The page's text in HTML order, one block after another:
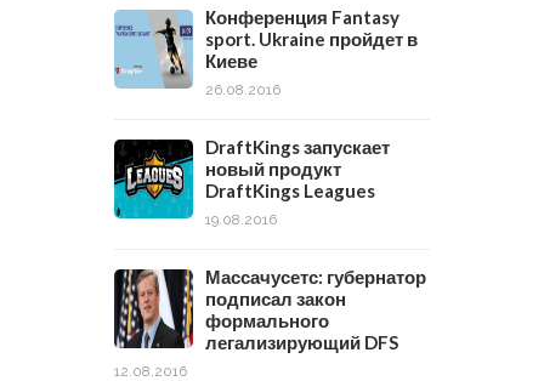
Конференция Fantasy
sport. Ukraine пройдет в
Киеве
26.08.2016
DraftKings запускает
новый продукт
DraftKings Leagues
19.08.2016
Массачусетс: губернатор
подписал закон
формального
легализирующий DFS
12.08.2016